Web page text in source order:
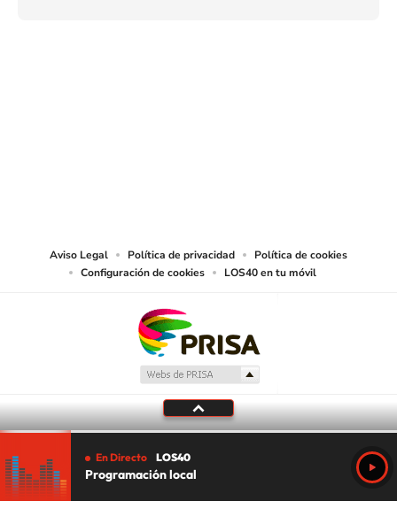
Aviso Legal Política de privacidad
Política de cookies
Configuración de cookies
LOS40 en tu móvil
En Directo LOS40
Programación local